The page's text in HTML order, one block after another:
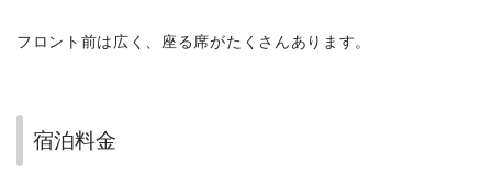
フロント前は広く、座る席がたくさんあります。
宿泊料金